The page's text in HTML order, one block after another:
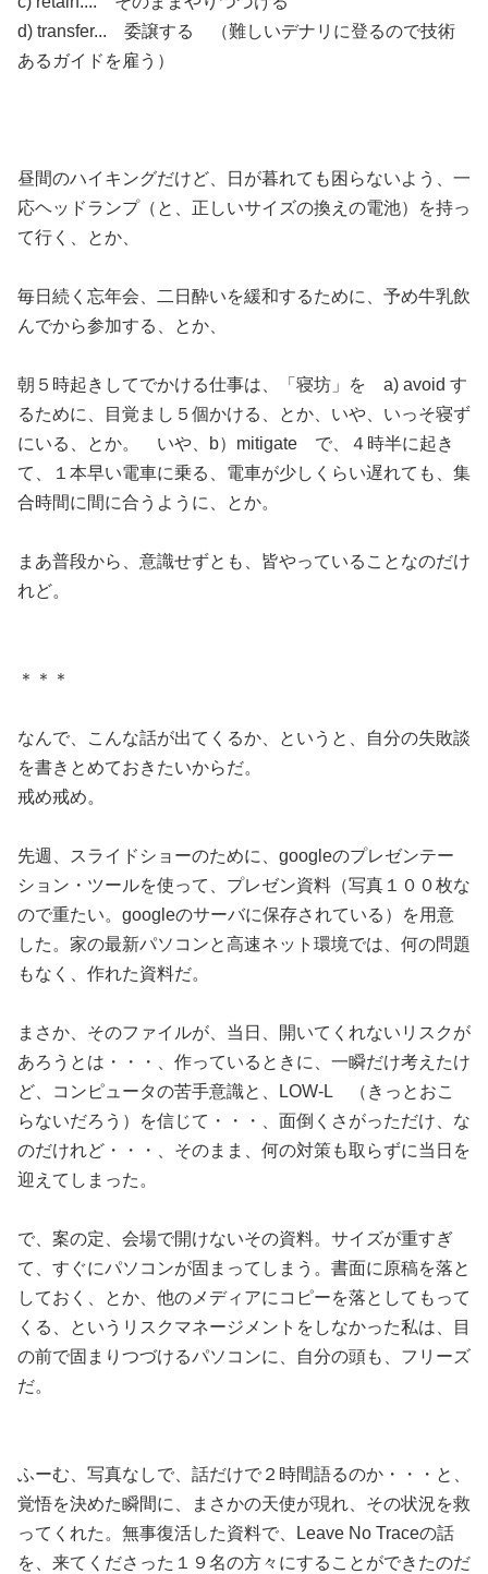
d) transfer... 委譲する （難しいデナリに登るので技術
あるガイドを雇う）
昼間のハイキングだけど、日が暮れても困らないよう、一
応ヘッドランプ（と、正しいサイズの換えの電池）を持っ
て行く、とか、
毎日続く忘年会、二日酔いを緩和するために、予め牛乳飲
んでから参加する、とか、
朝５時起きしてでかける仕事は、「寝坊」を a) avoid す
るために、目覚まし５個かける、とか、いや、いっそ寝ず
にいる、とか。 いや、b）mitigate で、４時半に起き
て、１本早い電車に乗る、電車が少しくらい遅れても、集
合時間に間に合うように、とか。
まあ普段から、意識せずとも、皆やっていることなのだけ
れど。
＊＊＊
なんで、こんな話が出てくるか、というと、自分の失敗談
を書きとめておきたいからだ。
戒め戒め。
先週、スライドショーのために、googleのプレゼンテー
ション・ツールを使って、プレゼン資料（写真１００枚な
ので重たい。googleのサーバに保存されている）を用意
した。家の最新パソコンと高速ネット環境では、何の問題
もなく、作れた資料だ。
まさか、そのファイルが、当日、開いてくれないリスクが
あろうとは・・・、作っているときに、一瞬だけ考えたけ
ど、コンピュータの苦手意識と、LOW-L （きっとおこ
らないだろう）を信じて・・・、面倒くさがっただけ、な
のだけれど・・・、そのまま、何の対策も取らずに当日を
迎えてしまった。
で、案の定、会場で開けないその資料。サイズが重すぎ
て、すぐにパソコンが固まってしまう。書面に原稿を落と
しておく、とか、他のメディアにコピーを落としてもって
くる、というリスクマネージメントをしなかった私は、目
の前で固まりつづけるパソコンに、自分の頭も、フリーズ
だ。
ふーむ、写真なしで、話だけで２時間語るのか・・・と、
覚悟を決めた瞬間に、まさかの天使が現れ、その状況を救
ってくれた。無事復活した資料で、Leave No Traceの話
を、来てくださった１９名の方々にすることができたのだ